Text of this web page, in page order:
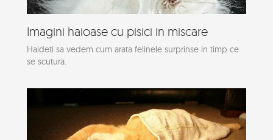
Imagini haioase cu pisici in miscare
Haideti sa vedem cum arata felinele surprinse in timp ce
se scutura.